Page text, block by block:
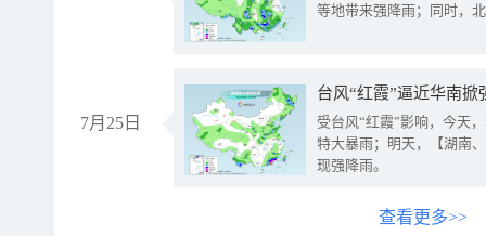
等地带来强降雨；同时，
7月25日
台风“红霞”逼近华南
受台风“红霞”影响，今天
特大暴雨；明天，【湖南
现强降雨。
查看更多>>